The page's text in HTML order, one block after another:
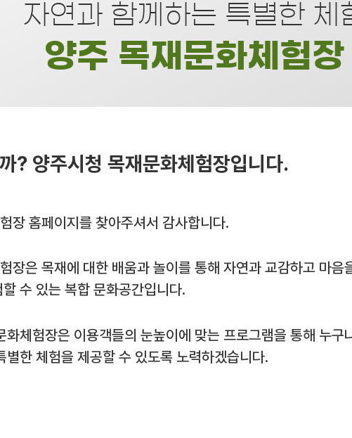
자연과 함께하는 특별한 체
양주 목재문화체험장
? 양주시청 목재문화체험장입니다.
장 홈페이지를 찾아주셔서 감사합니다.
장은 목재에 대한 배움과 놀이를 통해 자연과 교감하고 마음
수 있는 복합 문화공간입니다.
화체험장은 이용객들의 눈높이에 맞는 프로그램을 통해 누구
별한 체험을 제공할 수 있도록 노력하겠습니다.